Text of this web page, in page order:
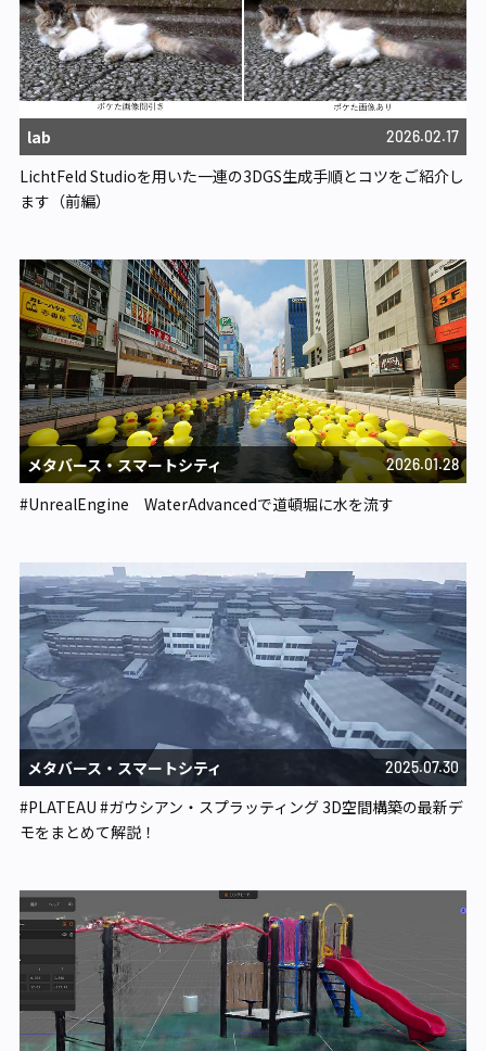
lab 2026.02.17
LichtFeld Studioを用いた一連の3DGS生成手順とコツをご紹介し
ます（前編）
メタバース・スマートシティ​ 2026.01.28
#UnrealEngine WaterAdvancedで道頓堀に水を流す
メタバース・スマートシティ​ 2025.07.30
#PLATEAU #ガウシアン・スプラッティング 3D空間構築の最新デ
モをまとめて解説！